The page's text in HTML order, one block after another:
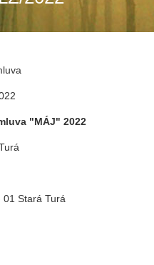
"MÁJ" 2022
01 Stará Turá